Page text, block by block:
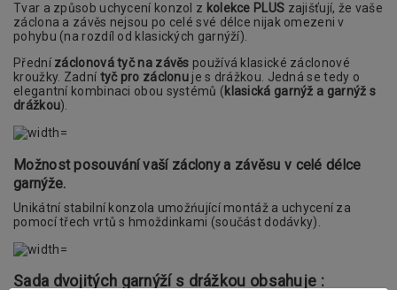
Tvar a způsob uchycení konzol z kolekce PLUS zajišťují, že vaše
záclona a závěs nejsou po celé své délce nijak omezeni v
pohybu (na rozdíl od klasických garnýží).
Přední záclonová tyč na závěs používá klasické záclonové
kroužky. Zadní tyč pro záclonu je s drážkou. Jedná se tedy o
elegantní kombinaci obou systémů (klasická garnýž a garnýž s
drážkou).
Možnost posouvání vaší záclony a závěsu v celé délce
garnýže.
Unikátní stabilní konzola umožńující montáž a uchycení za
pomocí třech vrtů s hmoždinkami (součást dodávky).
Sada dvojitých garnýží s drážkou obsahuje :